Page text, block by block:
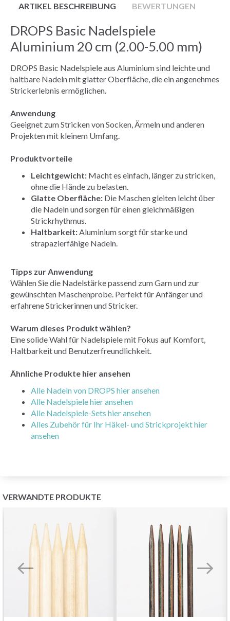
ARTIKEL BESCHREIBUNG BEWERTUNGEN
DROPS Basic Nadelspiele
Aluminium 20 cm (2.00-5.00 mm)
DROPS Basic Nadelspiele aus Aluminium sind leichte und
haltbare Nadeln mit glatter Oberfläche, die ein angenehmes
Strickerlebnis ermöglichen.
Anwendung
Geeignet zum Stricken von Socken, Ärmeln und anderen
Projekten mit kleinem Umfang.
Produktvorteile
Leichtgewicht: Macht es einfach, länger zu stricken,
ohne die Hände zu belasten.
Glatte Oberfläche: Die Maschen gleiten leicht über
die Nadeln und sorgen für einen gleichmäßigen
Strickrhythmus.
Haltbarkeit: Aluminium sorgt für starke und
strapazierfähige Nadeln.
Tipps zur Anwendung
Wählen Sie die Nadelstärke passend zum Garn und zur
gewünschten Maschenprobe. Perfekt für Anfänger und
erfahrene Strickerinnen und Stricker.
Warum dieses Produkt wählen?
Eine solide Wahl für Nadelspiele mit Fokus auf Komfort,
Haltbarkeit und Benutzerfreundlichkeit.
Ähnliche Produkte hier ansehen
Alle Nadeln von DROPS hier ansehen
Alle Nadelspiele hier ansehen
Alle Nadelspiele-Sets hier ansehen
Alles Zubehör für Ihr Häkel- und Strickprojekt hier
ansehen
VERWANDTE PRODUKTE